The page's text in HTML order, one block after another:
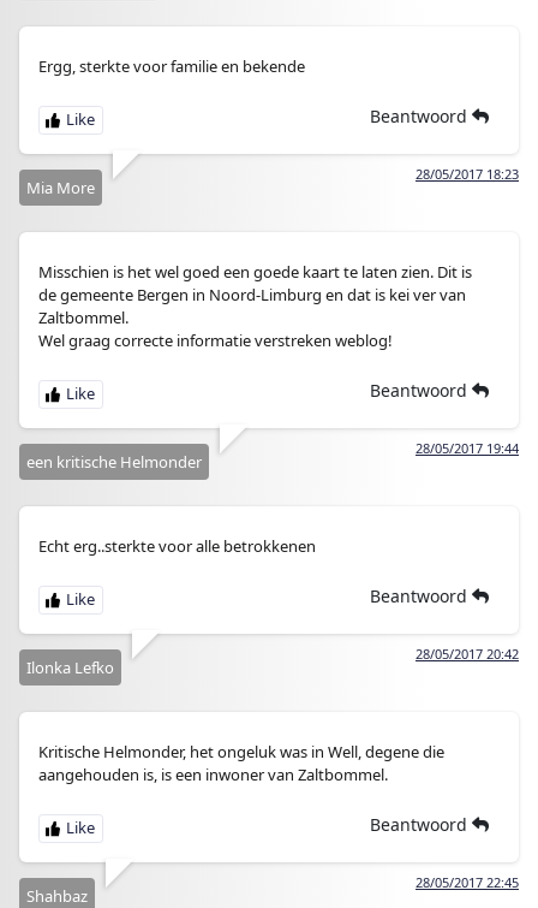
Ergg, sterkte voor familie en bekende
Beantwoord
28/05/2017 18:23
Mia More
Misschien is het wel goed een goede kaart te laten zien. Dit is
de gemeente Bergen in Noord-Limburg en dat is kei ver van
Zaltbommel.
Wel graag correcte informatie verstreken weblog!
Beantwoord
28/05/2017 19:44
een kritische Helmonder
Echt erg..sterkte voor alle betrokkenen
Beantwoord
28/05/2017 20:42
Ilonka Lefko
Kritische Helmonder, het ongeluk was in Well, degene die
aangehouden is, is een inwoner van Zaltbommel.
Beantwoord
28/05/2017 22:45
Shahbaz